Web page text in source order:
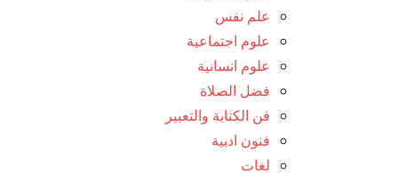
علم نفس
علوم اجتماعية
علوم انسانية
فضل الصلاة
فن الكتابة والتعبير
فنون ادبية
لغات